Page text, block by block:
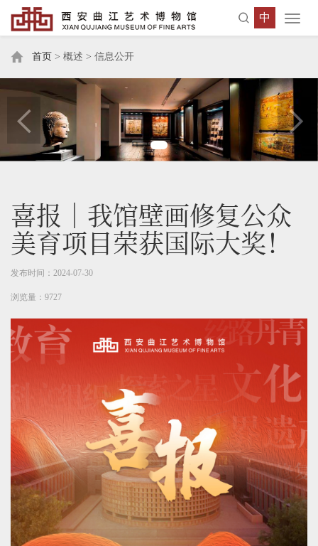
中
首页 > 概述 > 信息公开
喜报｜我馆壁画修复公众
美育项目荣获国际大奖！
发布时间：2024-07-30
浏览量：9727